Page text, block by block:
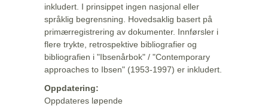
inkludert. I prinsippet ingen nasjonal eller
språklig begrensning. Hovedsaklig basert på
primærregistrering av dokumenter. Innførsler i
flere trykte, retrospektive bibliografier og
bibliografien i "Ibsenårbok" / "Contemporary
approaches to Ibsen" (1953-1997) er inkludert.
Oppdatering:
Oppdateres løpende